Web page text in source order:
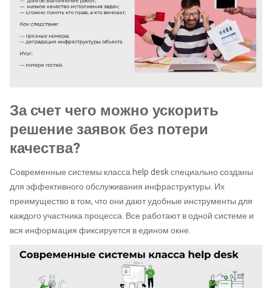
За счет чего можно ускорить
решение заявок без потери
качества?
Современные системы класса help desk специально созданы
для эффективного обслуживания инфраструктуры. Их
преимущество в том, что они дают удобные инструменты для
каждого участника процесса. Все работают в одной системе и
вся информация фиксируется в едином окне.